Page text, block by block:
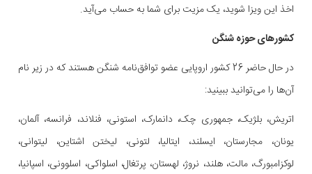
اخذ این ویزا شوید، یک مزیت برای شما به حساب می‌آید.
کشورهای حوزه شنگن
در حال حاضر 26 کشور اروپایی عضو توافق‌نامه شنگن هستند که در زیر نام
آن‌ها را می‌توانید ببینید:
اتریش، بلژیک، جمهوری چک، دانمارک، استونی، فنلاند، فرانسه، آلمان،
یونان، مجارستان، ایسلند، ایتالیا، لتونی، لیختن اشتاین، لیتوانی،
لوکزامبورگ، مالت، هلند، نروژ، لهستان، پرتغال، اسلواکی، اسلوونی، اسپانیا،